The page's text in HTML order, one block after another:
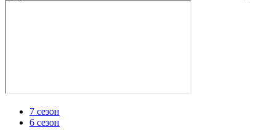
7 сезон
6 сезон